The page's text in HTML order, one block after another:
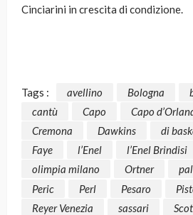
Cinciarini in crescita di condizione.
Tags : avellino Bologna
cantù
Capo Capo
Cremona
Dawkins di
Faye
l’Enel l’Enel Brindisi
olimpia milano
Ortner
Peric
Perl Pesaro
Reyer Venezia
sassari